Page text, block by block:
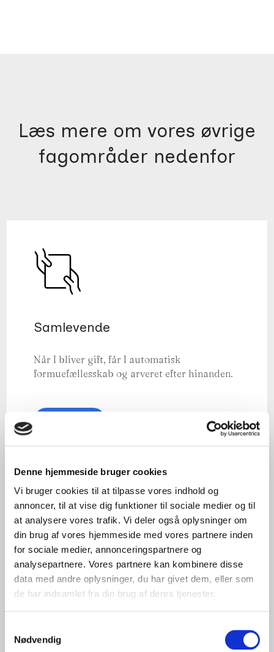
Denne hjemmeside bruger cookies
Vi bruger cookies til at tilpasse vores indhold og
annoncer, til at vise dig funktioner til sociale medier og til
at analysere vores trafik. Vi deler også oplysninger om
din brug af vores hjemmeside med vores partnere inden
for sociale medier, annonceringspartnere og
analysepartnere. Vores partnere kan kombinere disse
data med andre oplysninger, du har givet dem, eller som
de har indsamlet fra din brug af deres tjenester.
Nødvendig
Læs mere om vores øvrige
fagområder nedenfor
Samlevende
Når I bliver gift, får I automatisk
formuefællesskab og arveret efter hinanden.
Ægtefæller
formuefællesskab og arveret efter hinanden.